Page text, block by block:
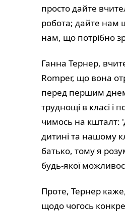
просто дайте
робота; дайте нам
нам, що потрібно
Ганна Тернер,
Romper, що вона
перед першим
труднощі в класі і
чимось на кшталт:
дитині та нашому
батько, тому я
будь-якої
Проте, Тернер
щодо чогось